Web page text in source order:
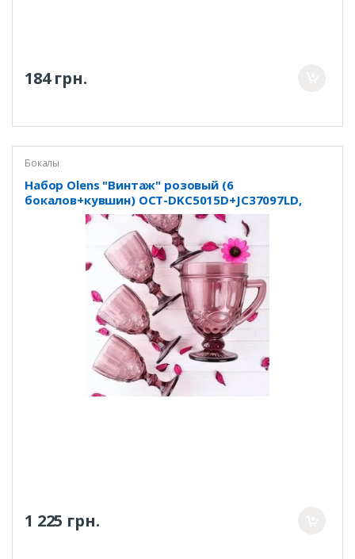
184 грн.
Бокалы
Набор Olens "Винтаж" розовый (6
бокалов+кувшин) OCT-DKC5015D+JC37097LD,
07204SC-P
1 225 грн.